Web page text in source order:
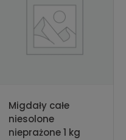
Migdały całe
niesolone
nieprażone 1 kg